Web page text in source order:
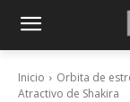
Inicio Orbita de
Atractivo de Shakira